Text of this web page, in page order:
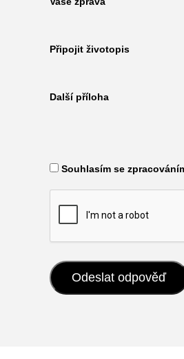
Připojit životopis
Další příloha
Souhlasím se